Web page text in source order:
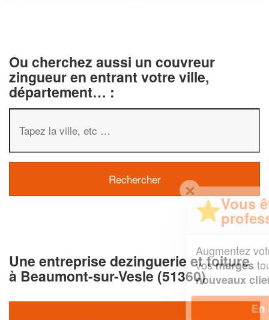
Ou cherchez aussi un couvreur
zingueur en entrant votre ville,
département… :
Une entreprise dezinguerie et toiture
à Beaumont-sur-Vesle (51360)
✕
Vous êtes un
professionnel ?
chiffre d'affaireset
vosmargestout en gagnant de
nouveaux clients!